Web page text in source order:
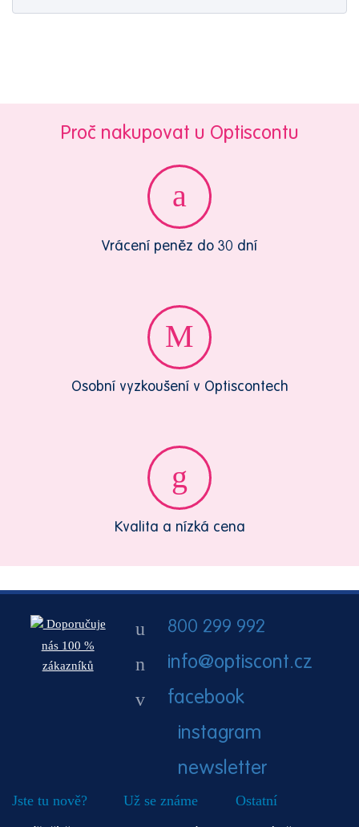
Proč nakupovat u Optiscontu
Vrácení peněz do 30 dní
Osobní vyzkoušení v Optiscontech
Kvalita a nízká cena
Doporučuje
nás 100 %
zákazníků
800 299 992
info@optiscont.cz
facebook
instagram
newsletter
Jste tu nově? Už se známe Ostatní